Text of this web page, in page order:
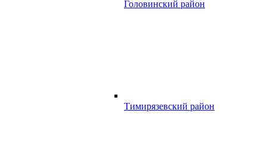
Головинский район
Тимирязевский район